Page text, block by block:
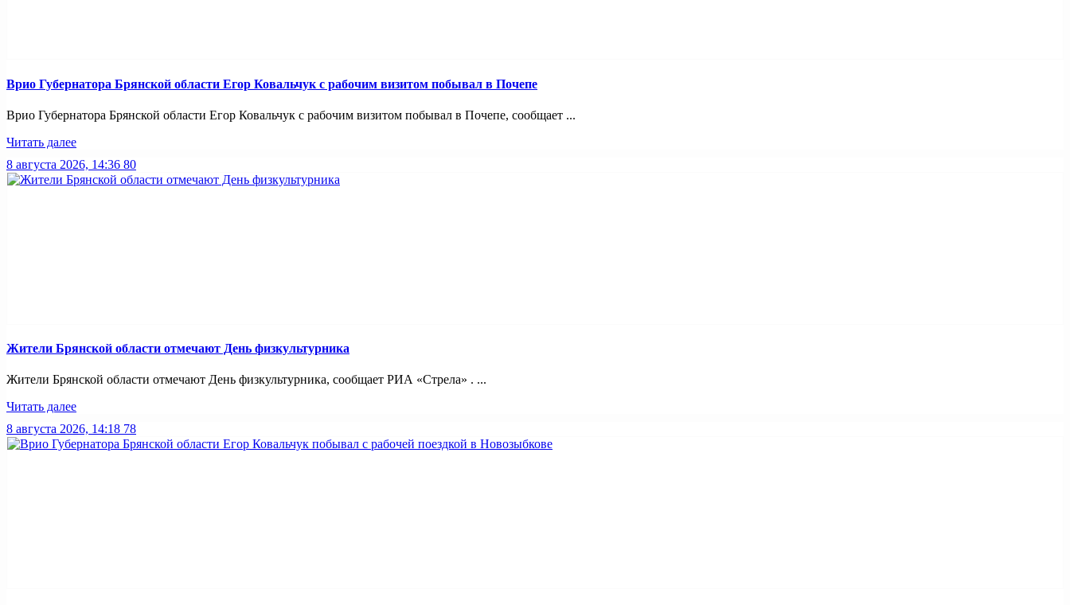
Врио Губернатора Брянской области Егор Ковальчук с рабочим визитом побывал в Почепе
Врио Губернатора Брянской области Егор Ковальчук с рабочим визитом побывал в Почепе, сообщает ...
Читать далее
8 августа 2026, 14:36 80
Жители Брянской области отмечают День физкультурника
Жители Брянской области отмечают День физкультурника, сообщает РИА «Стрела» . ...
Читать далее
8 августа 2026, 14:18 78